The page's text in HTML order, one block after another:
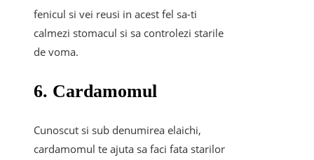
fenicul si vei reusi in acest fel sa-ti
calmezi stomacul si sa controlezi starile
de voma.
6. Cardamomul
Cunoscut si sub denumirea elaichi,
cardamomul te ajuta sa faci fata starilor